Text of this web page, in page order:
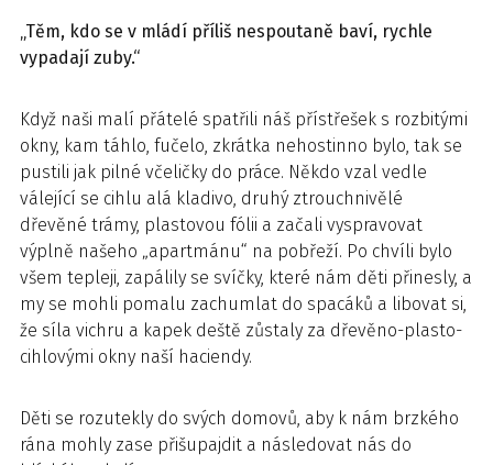
„Těm, kdo se v mládí příliš nespoutaně baví, rychle
vypadají zuby.“
Když naši malí přátelé spatřili náš přístřešek s rozbitými
okny, kam táhlo, fučelo, zkrátka nehostinno bylo, tak se
pustili jak pilné včeličky do práce. Někdo vzal vedle
válející se cihlu alá kladivo, druhý ztrouchnivělé
dřevěné trámy, plastovou fólii a začali vyspravovat
výplně našeho „apartmánu“ na pobřeží. Po chvíli bylo
všem tepleji, zapálily se svíčky, které nám děti přinesly, a
my se mohli pomalu zachumlat do spacáků a libovat si,
že síla vichru a kapek deště zůstaly za dřevěno-plasto-
cihlovými okny naší haciendy.
Děti se rozutekly do svých domovů, aby k nám brzkého
rána mohly zase přišupajdit a následovat nás do